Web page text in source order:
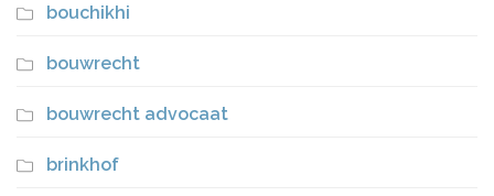
bouchikhi
bouwrecht
bouwrecht advocaat
brinkhof